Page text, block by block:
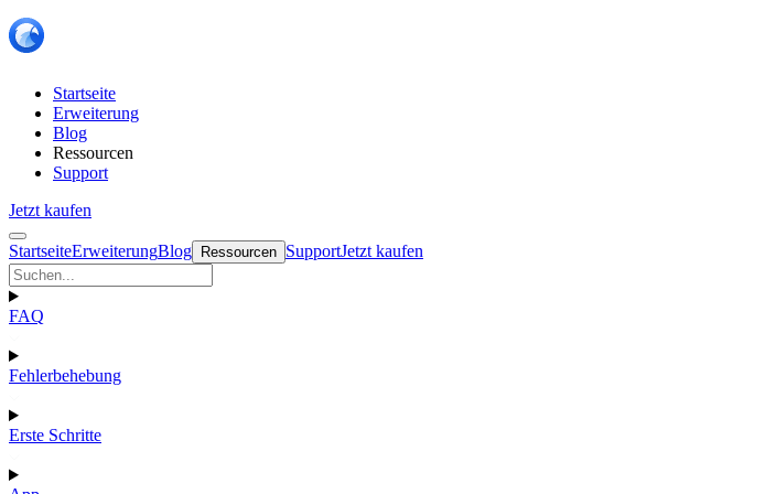
Startseite
Erweiterung
Blog
Ressourcen
Support
Jetzt kaufen
StartseiteErweiterungBlog Ressourcen SupportJetzt kaufen
FAQ
Fehlerbehebung
Erste Schritte